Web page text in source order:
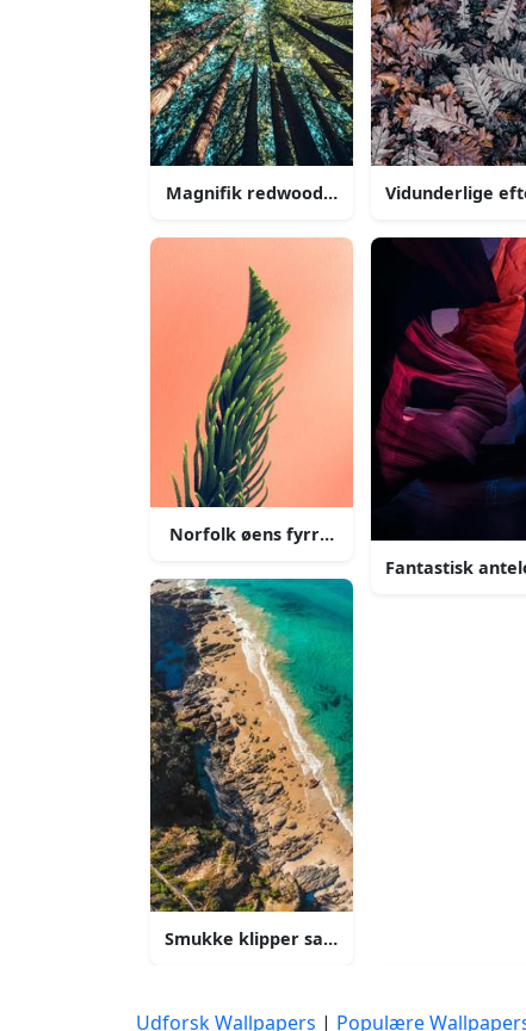
Magnifik redwood skov iphone baggrund
Norfolk øens fyrretræ iphone baggrund
Smukke klipper sand og hav natur iphone
Vidunderlige
Fantastisk
Udforsk Wallpapers | Populære